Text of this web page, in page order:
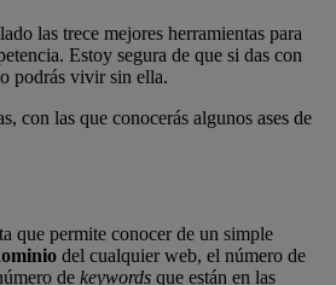
las trece mejores herramientas para
Estoy segura de que si das con
podrás vivir sin ella.
con las que conocerás algunos ases de
que permite conocer de un simple
del cualquier web, el número de
de keywords que están en las